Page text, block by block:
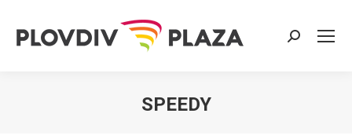
Search:
SPEEDY